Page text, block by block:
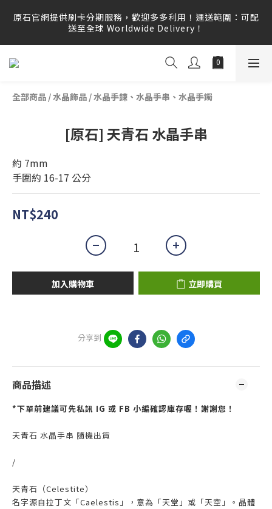
原石官網提供刷卡分期服務，歡迎多多利用！運送範圍：可配
送至全球 Worldwide Delivery！
原石官網提供刷卡分期服務，歡迎多多利用！運送範圍：可配
送至全球 Worldwide Delivery！
原石官網不會主動寄信要求顧客提供任何訂單資訊、補運費差
額或付款，請勿點選任何不明連結，若有任何疑慮可撥打165
全部商品 /水晶飾品 /水晶手鍊、水晶手串、水晶手鐲
[原石] 天青石 水晶手串
約 7mm
手圍約 16-17 公分
NT$240
加入購物車 立即購買
分享到
商品描述
*下單前建議可先私訊 IG 或 FB 小編確認庫存喔！謝謝您！
天青石 水晶手串 隨機出貨
/
天青石（Celestite）
名字源自拉丁文「Caelestis」，意為「天堂」或「天空」。晶體